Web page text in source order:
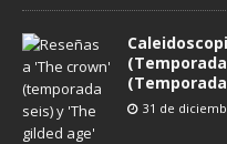
(Temporada
31 de